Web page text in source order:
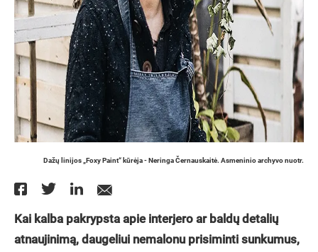
Dažų linijos „Foxy Paint“ kūrėja - Neringa Černauskaitė. Asmeninio archyvo nuotr.
Kai kalba pakrypsta apie interjero ar baldų detalių
atnaujinimą, daugeliui nemalonu prisiminti sunkumus,